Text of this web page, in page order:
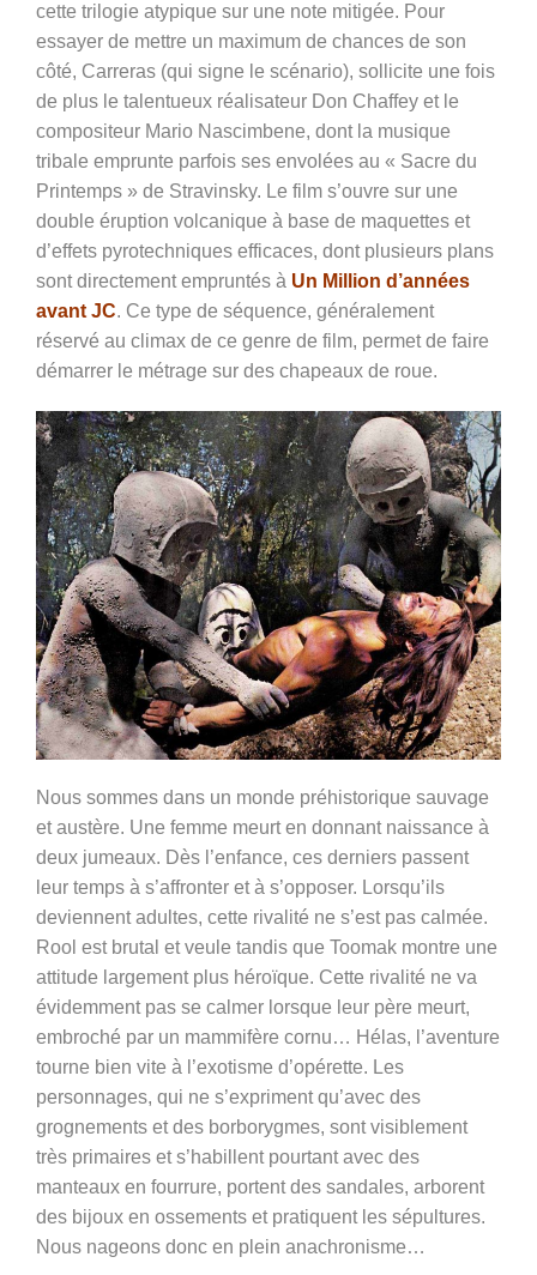
cette trilogie atypique sur une note mitigée. Pour
essayer de mettre un maximum de chances de son
côté, Carreras (qui signe le scénario), sollicite une fois
de plus le talentueux réalisateur Don Chaffey et le
compositeur Mario Nascimbene, dont la musique
tribale emprunte parfois ses envolées au « Sacre du
Printemps » de Stravinsky. Le film s’ouvre sur une
double éruption volcanique à base de maquettes et
d’effets pyrotechniques efficaces, dont plusieurs plans
sont directement empruntés à Un Million d’années
avant JC. Ce type de séquence, généralement
réservé au climax de ce genre de film, permet de faire
démarrer le métrage sur des chapeaux de roue.
Nous sommes dans un monde préhistorique sauvage
et austère. Une femme meurt en donnant naissance à
deux jumeaux. Dès l’enfance, ces derniers passent
leur temps à s’affronter et à s’opposer. Lorsqu’ils
deviennent adultes, cette rivalité ne s’est pas calmée.
Rool est brutal et veule tandis que Toomak montre une
attitude largement plus héroïque. Cette rivalité ne va
évidemment pas se calmer lorsque leur père meurt,
embroché par un mammifère cornu… Hélas, l’aventure
tourne bien vite à l’exotisme d’opérette. Les
personnages, qui ne s’expriment qu’avec des
grognements et des borborygmes, sont visiblement
très primaires et s’habillent pourtant avec des
manteaux en fourrure, portent des sandales, arborent
des bijoux en ossements et pratiquent les sépultures.
Nous nageons donc en plein anachronisme…